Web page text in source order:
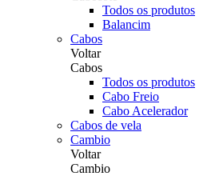
Todos os produtos
Balancim
Cabos
Voltar
Cabos
Todos os produtos
Cabo Freio
Cabo Acelerador
Cabos de vela
Cambio
Voltar
Cambio